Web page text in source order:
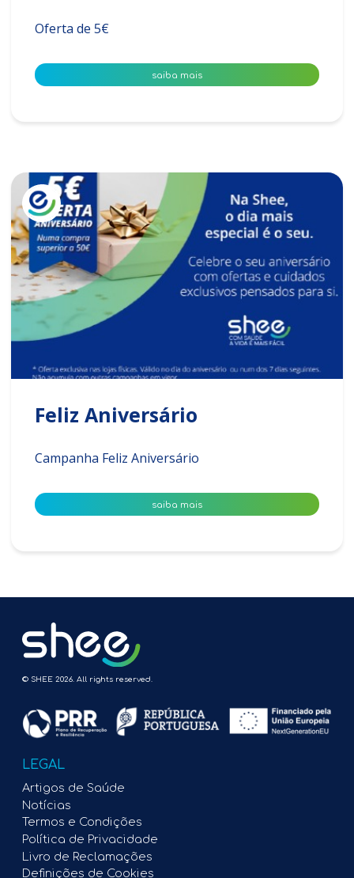
Oferta de 5€
saiba mais
Feliz Aniversário
Campanha Feliz Aniversário
saiba mais
© SHEE 2026. All rights reserved.
LEGAL
Artigos de Saúde
Notícias
Termos e Condições
Política de Privacidade
Livro de Reclamações
Definições de Cookies